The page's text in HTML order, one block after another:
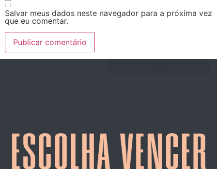
Salvar meus dados neste navegador para a próxima vez
que eu comentar.